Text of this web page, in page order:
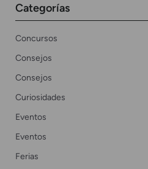
Categorías
Concursos
Consejos
Consejos
Curiosidades
Eventos
Eventos
Ferias